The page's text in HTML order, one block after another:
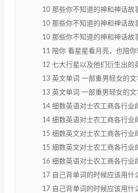
10 那些你不知道的神和神话故
10 那些你不知道的神和神话故
10 那些你不知道的神和神话故
11 陪你 看星星看月亮，也陪你
12 七大行星以及他们衍生出的
13 英文单词 一部重男轻女的文
13 英文单词 一部重男轻女的文
14 细数英语对士农工商各行业
14 细数英语对士农工商各行业
15 细数英文对士农工商各行业
15 细数英文对士农工商各行业
16 细数英语对士农工商各行业
17 自己背单词的时候应该用什
17 自己背单词的时候应该用什